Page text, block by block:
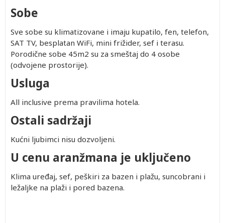
Sobe
Sve sobe su klimatizovane i imaju kupatilo, fen, telefon,
SAT TV, besplatan WiFi, mini frižider, sef i terasu.
Porodične sobe 45m2 su za smeštaj do 4 osobe
(odvojene prostorije).
Usluga
All inclusive prema pravilima hotela.
Ostali sadržaji
Kućni ljubimci nisu dozvoljeni.
U cenu aranžmana je uključeno
Klima uređaj, sef, peškiri za bazen i plažu, suncobrani i
ležaljke na plaži i pored bazena.